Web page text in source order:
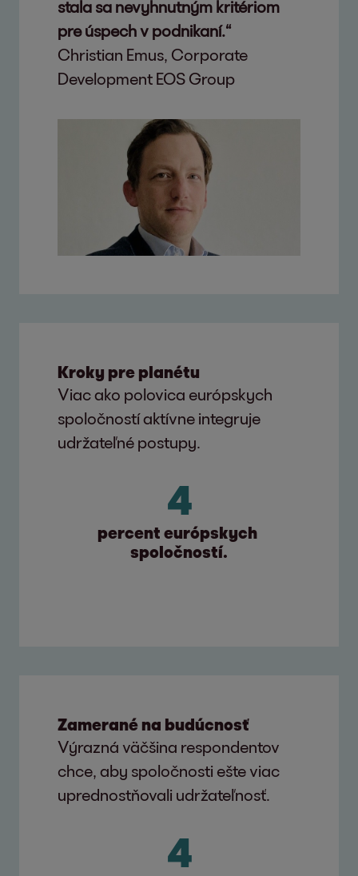
stala sa nevyhnutným kritériom
pre úspech v podnikaní.“
Christian Emus, Corporate
Development EOS Group
Kroky pre planétu
Viac ako polovica európskych
spoločností aktívne integruje
udržateľné postupy.
44
percent európskych
spoločností.
Zamerané na budúcnosť
Výrazná väčšina respondentov
chce, aby spoločnosti ešte viac
uprednostňovali udržateľnosť.
46